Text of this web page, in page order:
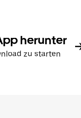
herunter
zu starten